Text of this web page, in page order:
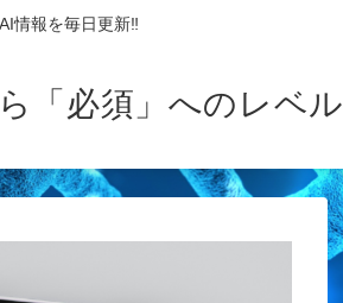
情報を毎日更新‼
「必須」へのレベル